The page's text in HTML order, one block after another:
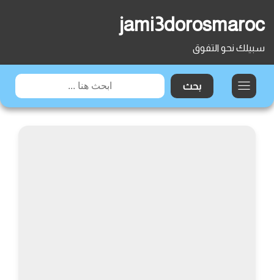
jami3dorosmaroc
سبيلك نحو التفوق